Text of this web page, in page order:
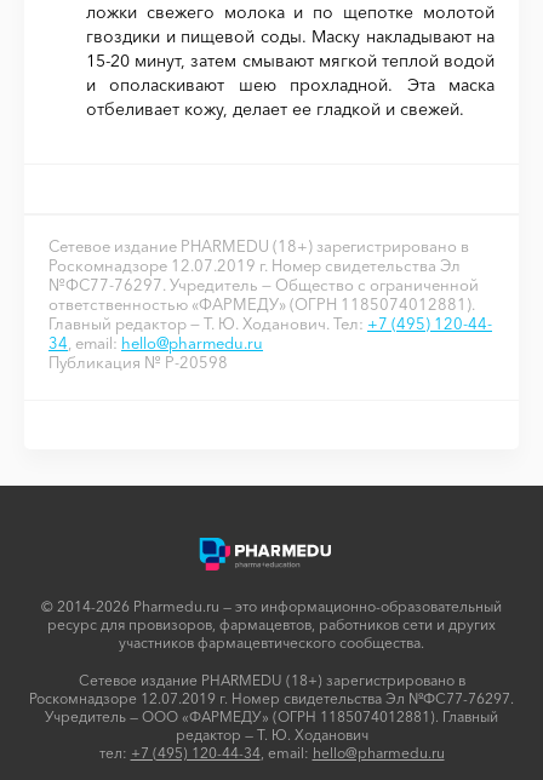
ложки свежего молока и по щепотке молотой
гвоздики и пищевой соды. Маску накладывают на
15-20 минут, затем смывают мягкой теплой водой
и ополаскивают шею прохладной. Эта маска
отбеливает кожу, делает ее гладкой и свежей.
Сетевое издание PHARMEDU (18+) зарегистрировано в
Роскомнадзоре 12.07.2019 г. Номер свидетельства Эл
№ФС77-76297. Учредитель — Общество с ограниченной
ответственностью «ФАРМЕДУ» (ОГРН 1185074012881).
Главный редактор — Т. Ю. Ходанович. Тел: +7 (495) 120-44-
34 , email: hello@pharmedu.ru
Публикация № P-20598
© 2014-2026 Pharmedu.ru — это информационно-образовательный
ресурс для провизоров, фармацевтов, работников сети и других
участников фармацевтического сообщества.
Сетевое издание PHARMEDU (18+) зарегистрировано в
Роскомнадзоре 12.07.2019 г. Номер свидетельства Эл №ФС77-76297.
Учредитель — ООО «ФАРМЕДУ» (ОГРН 1185074012881). Главный
редактор — Т. Ю. Ходанович
тел: +7 (495) 120-44-34, email: hello@pharmedu.ru